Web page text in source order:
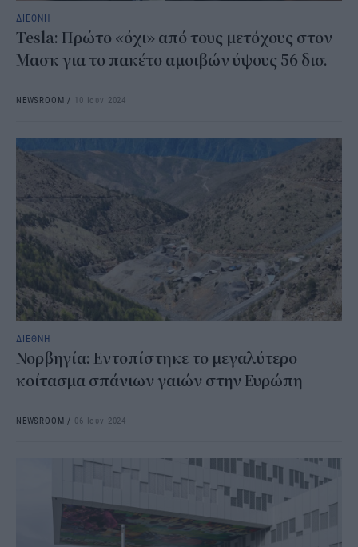
ΔΙΕΘΝΗ
Tesla: Πρώτο «όχι» από τους μετόχους στον
Μασκ για το πακέτο αμοιβών ύψους 56 δισ.
NEWSROOM / 10 Ιουν 2024
ΔΙΕΘΝΗ
Νορβηγία: Εντοπίστηκε το μεγαλύτερο
κοίτασμα σπάνιων γαιών στην Ευρώπη
NEWSROOM / 06 Ιουν 2024